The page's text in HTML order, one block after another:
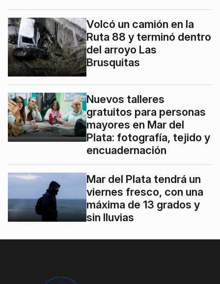
Volcó un camión en la
Ruta 88 y terminó dentro
del arroyo Las
Brusquitas
Nuevos talleres
gratuitos para personas
mayores en Mar del
Plata: fotografía, tejido y
encuadernación
Mar del Plata tendrá un
viernes fresco, con una
máxima de 13 grados y
sin lluvias